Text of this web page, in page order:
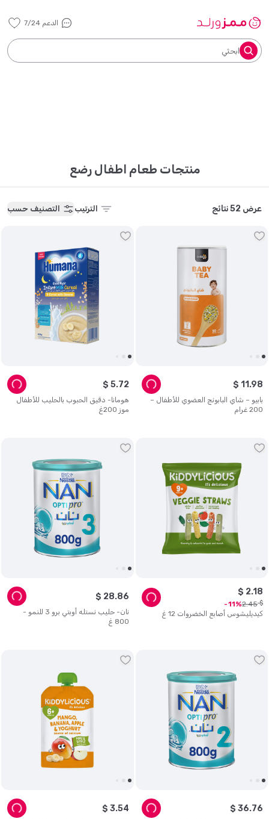
الدعم 7/24
ابحثي
منتجات طعام اطفال رضع
عرض 52 نتائج الترتيب التصنيف حسب
بابيو – شاي البابونج العضوي للأطفال –
200 غرام
$ 11 .98
هومانا- دقيق الحبوب بالحليب للأطفال
موز 200غ
$ 5.72
كيديليشوس أصابع الخضروات 12 غ
$ 2.18
$
2.45
11
نان- حليب نستله أوبتي برو 3 للنمو -
800 غ
$ 28.86
$ 36.76
$ 3.54